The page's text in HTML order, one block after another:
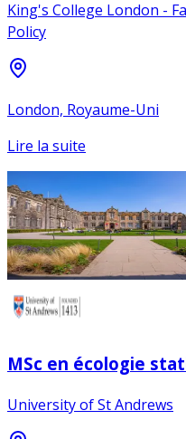
King's College London -
Policy
London, Royaume-Uni
Lire la suite
MSc en écologie
University of St Andrews